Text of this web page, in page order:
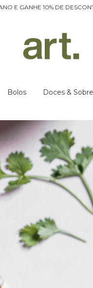
E GANHE 10% DE
Bolos Doces &